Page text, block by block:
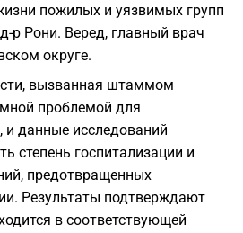
пожилых и уязвимых групп
р Рони. Веред, главный врач
округе.
вызванная штаммом
проблемой для
и данные исследований
степень госпитализации и
предотвращенных
Результаты подтверждают
в соответствующей